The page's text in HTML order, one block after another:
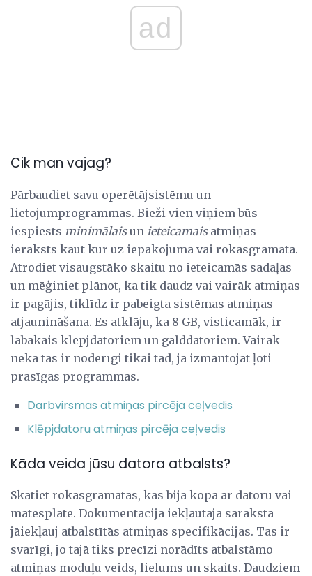
ad
Cik man vajag?
Pārbaudiet savu operētājsistēmu un
lietojumprogrammas. Bieži vien viņiem būs
iespiests minimālaisun ieteicamaisatmiņas
ieraksts kaut kur uz iepakojuma vai rokasgrāmatā.
Atrodiet visaugstāko skaitu no ieteicamās sadaļas
un mēģiniet plānot, ka tik daudz vai vairāk atmiņas
ir pagājis, tiklīdz ir pabeigta sistēmas atmiņas
atjaunināšana. Es atklāju, ka 8 GB, visticamāk, ir
labākais klēpjdatoriem un galddatoriem. Vairāk
nekā tas ir noderīgi tikai tad, ja izmantojat ļoti
prasīgas programmas.
Darbvirsmas atmiņas pircēja ceļvedis
Klēpjdatoru atmiņas pircēja ceļvedis
Kāda veida jūsu datora atbalsts?
Skatiet rokasgrāmatas, kas bija kopā ar datoru vai
mātesplatē. Dokumentācijā iekļautajā sarakstā
jāiekļauj atbalstītās atmiņas specifikācijas. Tas ir
svarīgi, jo tajā tiks precīzi norādīts atbalstāmo
atmiņas moduļu veids, lielums un skaits. Daudziem